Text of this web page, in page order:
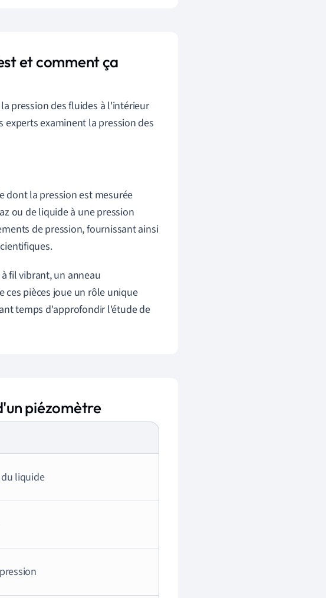
et comment ça
pression des fluides à l'intérieur
experts examinent la pression des
dont la pression est mesurée
ou de liquide à une pression
de pression, fournissant ainsi
fil vibrant, un anneau
ces pièces joue un rôle unique
temps d'approfondir l'étude de
piézomètre
liquide